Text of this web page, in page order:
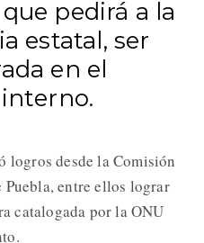
pedirá a la
estatal, ser
en el
logros desde la Comisión
entre ellos lograr
catalogada por la ONU